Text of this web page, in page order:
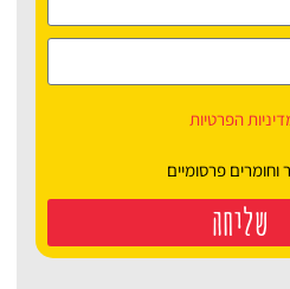
הפרטיות
פרסומיים
שליחה